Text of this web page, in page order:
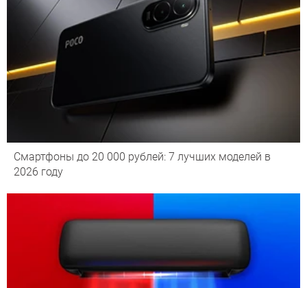
Смартфоны до 20 000 рублей: 7 лучших моделей в
2026 году